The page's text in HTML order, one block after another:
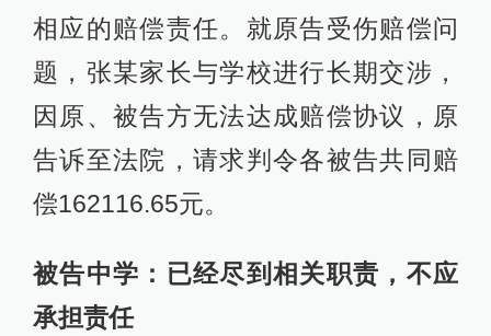
相应的赔偿责任。就原告受伤赔偿问
题，张某家长与学校进行长期交涉，
因原、被告方无法达成赔偿协议，原
告诉至法院，请求判令各被告共同赔
偿162116.65元。
被告中学：已经尽到相关职责，不应
承担责任